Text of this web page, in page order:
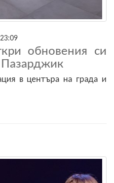
обновения си
Пазарджик
в центъра на града и